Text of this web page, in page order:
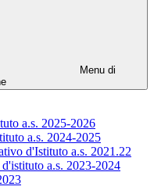
Menu di
a.s. 2025-2026
a.s. 2024-2025
d'Istituto a.s. 2021.22
a.s. 2023-2024